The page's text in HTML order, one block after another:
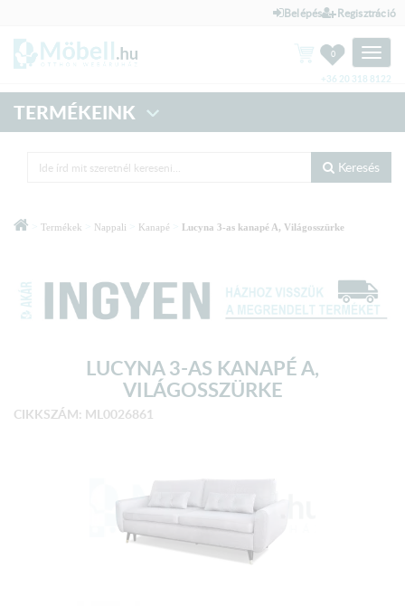
Belépés Regisztráció
Toggle
0
+36 20 318 8122
TERMÉKEINK
Keresés
Termékek Nappali Kanapé Lucyna 3-as kanapé A, Világosszürke
LUCYNA 3-AS KANAPÉ A,
VILÁGOSSZÜRKE
CIKKSZÁM: ML0026861